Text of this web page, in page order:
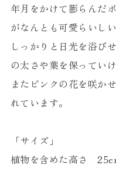
年月をかけて膨らんだ
がなんとも可愛らいしい
しっかりと日光を浴び
の太さや葉を保っていけ
またピンクの花を咲か
れています。
「サイズ」
植物を含めた高さ